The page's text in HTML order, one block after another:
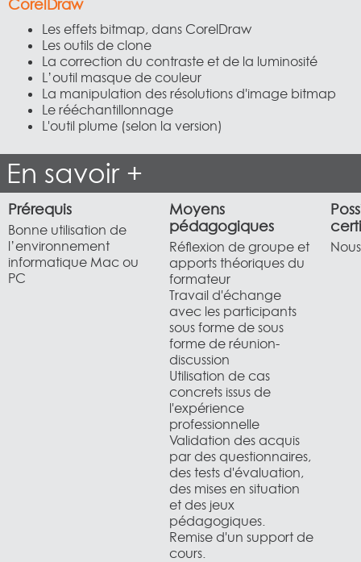
CorelDraw
Les effets bitmap, dans CorelDraw
Les outils de clone
La correction du contraste et de la luminosité
L’outil masque de couleur
La manipulation des résolutions d'image bitmap
Le rééchantillonnage
L'outil plume (selon la version)
En savoir +
Prérequis
Bonne utilisation de
l’environnement
informatique Mac ou
PC
Moyens
pédagogiques
Réflexion de groupe et
apports théoriques du
formateur
Travail d'échange
avec les participants
sous forme de sous
forme de réunion-
discussion
Utilisation de cas
concrets issus de
l'expérience
professionnelle
Validation des acquis
par des questionnaires,
des tests d'évaluation,
des mises en situation
et des jeux
pédagogiques.
Remise d'un support de
cours.